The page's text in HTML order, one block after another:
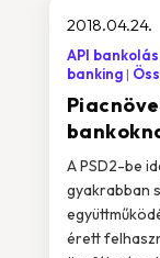
2018.04.24.
API bankolás
banking
A PSD2-be
gyakrabban
érett